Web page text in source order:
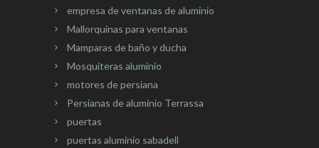
empresa de ventanas de aluminio
Mallorquinas para ventanas
Mamparas de baño y ducha
Mosquiteras aluminio
motores de persiana
Persianas de aluminio Terrassa
puertas
puertas aluminio sabadell